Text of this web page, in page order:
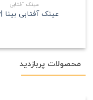
عینک آفتابی
عینک آفتابی بینا |136
محصولات پربازدید